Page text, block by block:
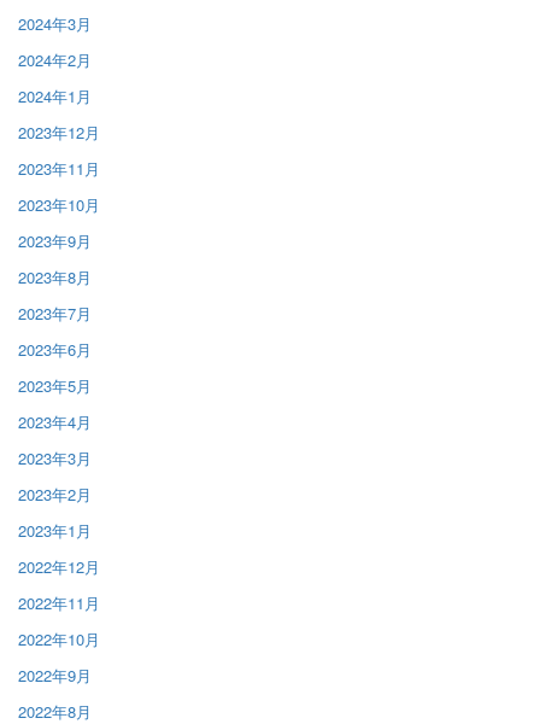
2024年3月
2024年2月
2024年1月
2023年12月
2023年11月
2023年10月
2023年9月
2023年8月
2023年7月
2023年6月
2023年5月
2023年4月
2023年3月
2023年2月
2023年1月
2022年12月
2022年11月
2022年10月
2022年9月
2022年8月